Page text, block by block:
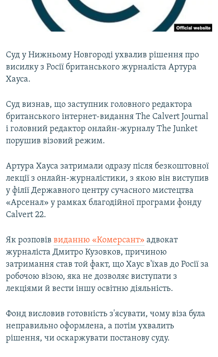
ВІДЕОУРОКИ «ELIFBE»
СВІДЧЕННЯ ОКУПАЦІЇ
ІНФОГРАФІКА
Русский
ДОЛУЧАЙСЯ!
Усі сайти RFE/RL
Суд у Нижньому Новгороді ухвалив рішення про
висилку з Росії британського журналіста Артура
Хауса.
Суд визнав, що заступник головного редактора
британського інтернет-видання The Calvert Journal
і головний редактор онлайн-журналу The Junket
порушив візовий режим.
Артура Хауса затримали одразу після безкоштовної
лекції з онлайн-журналістики, з якою він виступив
у філії Державного центру сучасного мистецтва
«Арсенал» у рамках благодійної програми фонду
Calvert 22.
Як розповів виданню «Комерсант» адвокат
журналіста Дмитро Кузовков, причиною
затримання став той факт, що Хаус в'їхав до Росії за
робочою візою, яка не дозволяє виступати з
лекціями й вести іншу освітню діяльність.
Фонд висловив готовність з'ясувати, чому віза була
неправильно оформлена, а потім ухвалить
рішення, чи оскаржувати постанову суду.